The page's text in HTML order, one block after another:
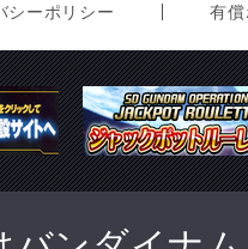
シーポリシー 有